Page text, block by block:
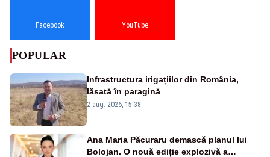
Facebook YouTube
POPULAR
Infrastructura irigațiilor din România,
lăsată în paragină
2 aug. 2026, 15:38
Ana Maria Păcuraru demască planul lui
Bolojan. O nouă ediție explozivă a